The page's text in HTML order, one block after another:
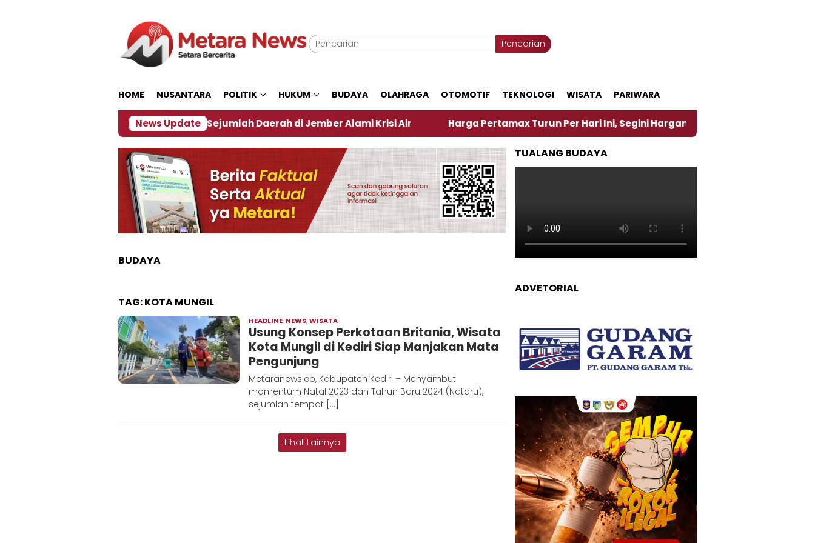
Pencarian
HOME NUSANTARA POLITIK HUKUM BUDAYA OLAHRAGA OTOMOTIF TEKNOLOGI WISATA PARIWARA
News Update
Dampak El Nino, Sejumlah Daerah di Jember Alami Krisi Air Harga Pertamax Turun Per Hari Ini, Segini Harganya ‎Nasirun Maestro Lukis
BUDAYA
TAG:KOTA MUNGIL
HEADLINE, NEWS,WISATA
Hadi
Usung Konsep Perkotaan Britania, Wisata
Kota Mungil di Kediri Siap Manjakan Mata
Pengunjung
Metaranews.co, Kabupaten Kediri – Menyambut
momentum Natal 2023 dan Tahun Baru 2024 (Nataru),
sejumlah tempat […]
Lihat Lainnya
TUALANG BUDAYA
ADVETORIAL